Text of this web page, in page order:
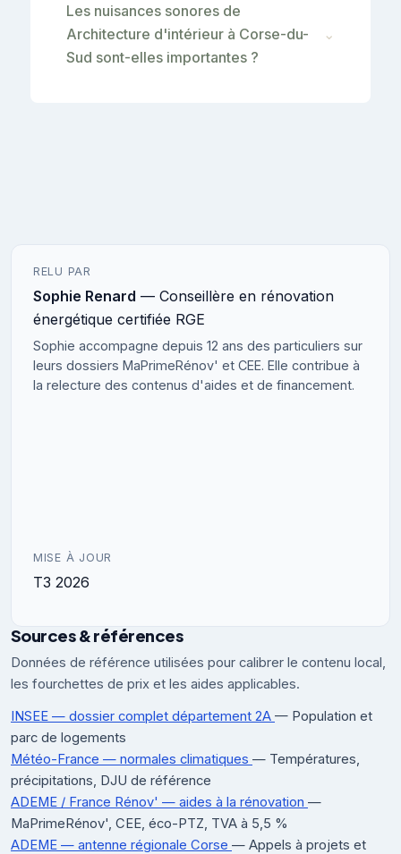
Les nuisances sonores de
Architecture d'intérieur à Corse-du-
Sud sont-elles importantes ?
⌄
RELU PAR
Sophie Renard — Conseillère en rénovation
énergétique certifiée RGE
Sophie accompagne depuis 12 ans des particuliers sur
leurs dossiers MaPrimeRénov' et CEE. Elle contribue à
la relecture des contenus d'aides et de financement.
MISE À JOUR
T3 2026
Sources & références
Données de référence utilisées pour calibrer le contenu local,
les fourchettes de prix et les aides applicables.
INSEE — dossier complet département 2A — Population et
parc de logements
Météo-France — normales climatiques — Températures,
précipitations, DJU de référence
ADEME / France Rénov' — aides à la rénovation —
MaPrimeRénov', CEE, éco-PTZ, TVA à 5,5 %
ADEME — antenne régionale Corse — Appels à projets et